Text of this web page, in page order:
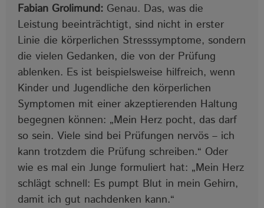
Fabian Grolimund: Genau. Das, was die
Leistung beeinträchtigt, sind nicht in erster
Linie die körperlichen Stresssymptome, sondern
die vielen Gedanken, die von der Prüfung
ablenken. Es ist beispielsweise hilfreich, wenn
Kinder und Jugendliche den körperlichen
Symptomen mit einer akzeptierenden Haltung
begegnen können: „Mein Herz pocht, das darf
so sein. Viele sind bei Prüfungen nervös – ich
kann trotzdem die Prüfung schreiben.“ Oder
wie es mal ein Junge formuliert hat: „Mein Herz
schlägt schnell: Es pumpt Blut in mein Gehirn,
damit ich gut nachdenken kann.“